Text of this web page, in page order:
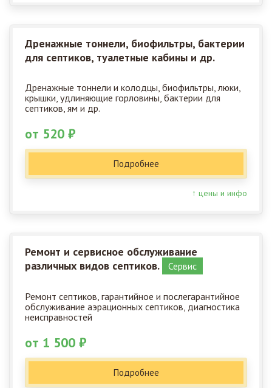
Дренажные тоннели, биофильтры, бактерии
для септиков, туалетные кабины и др.
Дренажные тоннели и колодцы, биофильтры, люки,
крышки, удлиняющие горловины, бактерии для
септиков, ям и др.
от 520 ₽
Подробнее
↑ цены и инфо
Ремонт и сервисное обслуживание
различных видов септиков.
Сервис
Ремонт септиков, гарантийное и послегарантийное
обслуживание аэрационных септиков, диагностика
неисправностей
от 1 500 ₽
Подробнее